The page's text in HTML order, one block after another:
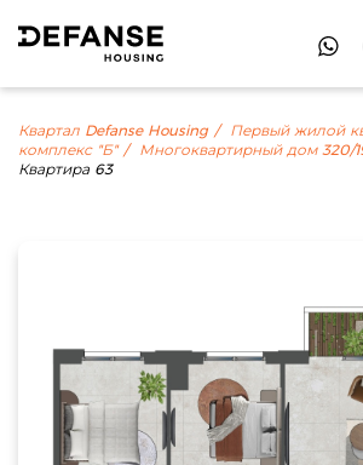
Квартал Defanse Housing Первый жилой
комплекс "Б"
Многоквартирный дом 320/
Квартира 63